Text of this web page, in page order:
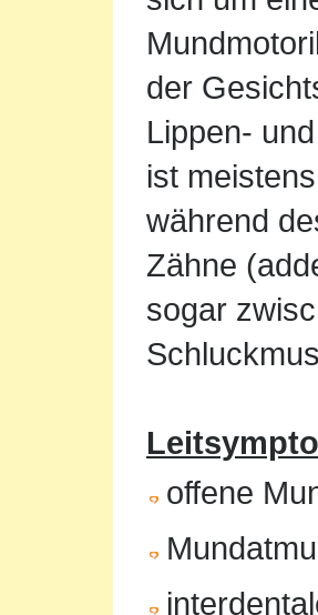
der
Lippen-
ist
während
Zähne
sogar
offene